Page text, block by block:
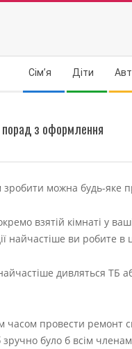
Сім’я Діти
порад з оформлення
можна будь-яке
взятій кімнаті у
найчастіше ви робите
дивляться ТБ
провести ремонт
було б всім